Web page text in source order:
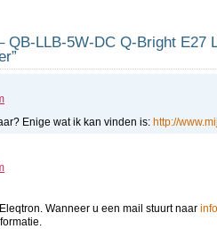
QB-LLB-5W-DC Q-Bright E27
Enige wat ik kan vinden is: http://
Wanneer u een mail stuurt naar